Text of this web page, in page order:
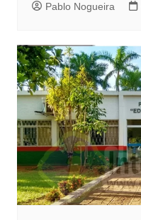
Pablo Nogueira